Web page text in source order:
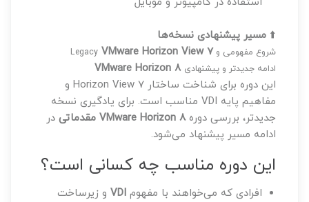
⬆️ مسیر پیشنهادی نسخه‌ها
شروع مفهومی و LegacyVMware Horizon View 7
ادامه جدیدتر و پیشنهادی VMware Horizon 8
این دوره برای شناخت ساختار Horizon View 7 و
مفاهیم پایه VDI مناسب است. برای یادگیری نسخه
جدیدتر، بررسی دورهVMware Horizon 8 مقدماتی
در
ادامه مسیر پیشنهاد می‌شود.
این دوره مناسب چه کسانی است؟
افرادی که می‌خواهند با مفهوم VDIو زیرساخت